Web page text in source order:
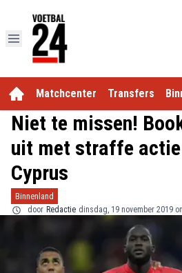
Matchcenter Transfers
Niet te missen!
uit met straffe
Cyprus
Binnenland
door Redactie dinsdag, 19 november 2019